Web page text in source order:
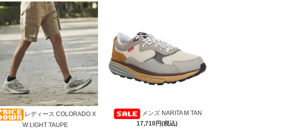
レディース COLORADO X
W LIGHT TAUPE
メンズ NARITA M TAN
17,710円(税込)